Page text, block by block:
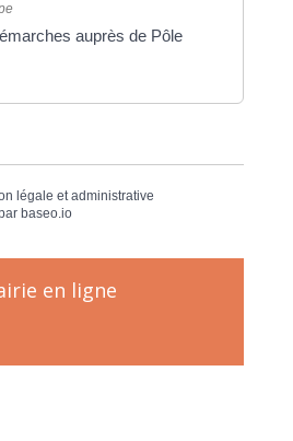
auprès de Pôle
légale et administrative
baseo.io
en ligne